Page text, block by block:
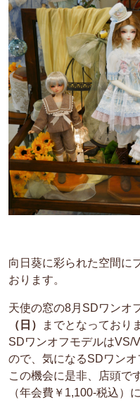
向日葵に彩られた空間に
おります。
天使の窓の8月SDワンオ
（日）
までとなっており
SDワンオフモデルはVS/
ので、気になるSDワンオ
この機会に是非、店頭で
（年会費￥1,100-税込）